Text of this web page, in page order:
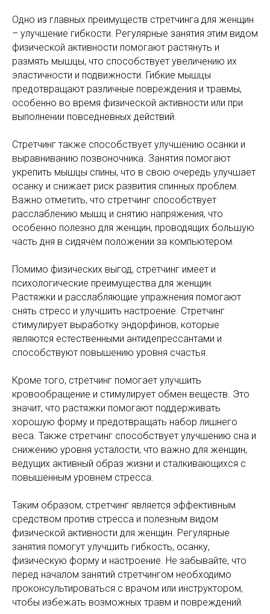
Одно из главных преимуществ стретчинга для женщин
– улучшение гибкости. Регулярные занятия этим видом
физической активности помогают растянуть и
размять мышцы, что способствует увеличению их
эластичности и подвижности. Гибкие мышцы
предотвращают различные повреждения и травмы,
особенно во время физической активности или при
выполнении повседневных действий.
Стретчинг также способствует улучшению осанки и
выравниванию позвоночника. Занятия помогают
укрепить мышцы спины, что в свою очередь улучшает
осанку и снижает риск развития спинных проблем.
Важно отметить, что стретчинг способствует
расслаблению мышц и снятию напряжения, что
особенно полезно для женщин, проводящих большую
часть дня в сидячем положении за компьютером.
Помимо физических выгод, стретчинг имеет и
психологические преимущества для женщин.
Растяжки и расслабляющие упражнения помогают
снять стресс и улучшить настроение. Стретчинг
стимулирует выработку эндорфинов, которые
являются естественными антидепрессантами и
способствуют повышению уровня счастья.
Кроме того, стретчинг помогает улучшить
кровообращение и стимулирует обмен веществ. Это
значит, что растяжки помогают поддерживать
хорошую форму и предотвращать набор лишнего
веса. Также стретчинг способствует улучшению сна и
снижению уровня усталости, что важно для женщин,
ведущих активный образ жизни и сталкивающихся с
повышенным уровнем стресса.
Таким образом, стретчинг является эффективным
средством против стресса и полезным видом
физической активности для женщин. Регулярные
занятия помогут улучшить гибкость, осанку,
физическую форму и настроение. Не забывайте, что
перед началом занятий стретчингом необходимо
проконсультироваться с врачом или инструктором,
чтобы избежать возможных травм и повреждений.